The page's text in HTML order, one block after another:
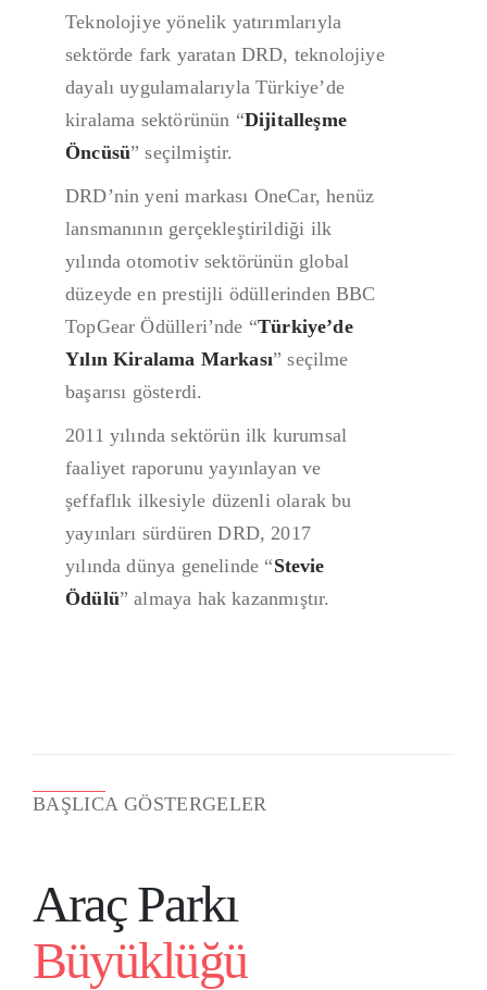
Teknolojiye yönelik yatırımlarıyla
sektörde fark yaratan DRD, teknolojiye
dayalı uygulamalarıyla Türkiye’de
kiralama sektörünün “Dijitalleşme
Öncüsü” seçilmiştir.
DRD’nin yeni markası OneCar, henüz
lansmanının gerçekleştirildiği ilk
yılında otomotiv sektörünün global
düzeyde en prestijli ödüllerinden BBC
TopGear Ödülleri’nde “Türkiye’de
Yılın Kiralama Markası” seçilme
başarısı gösterdi.
2011 yılında sektörün ilk kurumsal
faaliyet raporunu yayınlayan ve
şeffaflık ilkesiyle düzenli olarak bu
yayınları sürdüren DRD, 2017
yılında dünya genelinde “Stevie
Ödülü” almaya hak kazanmıştır.
BAŞLICA GÖSTERGELER
Araç Parkı
Büyüklüğü